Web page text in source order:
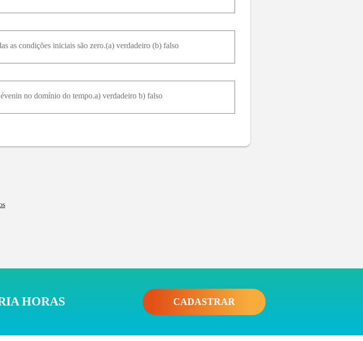
as condições iniciais são zero.(a) verdadeiro (b) falso
no domínio do tempo.a) verdadeiro b) falso
HORAS CADASTRAR